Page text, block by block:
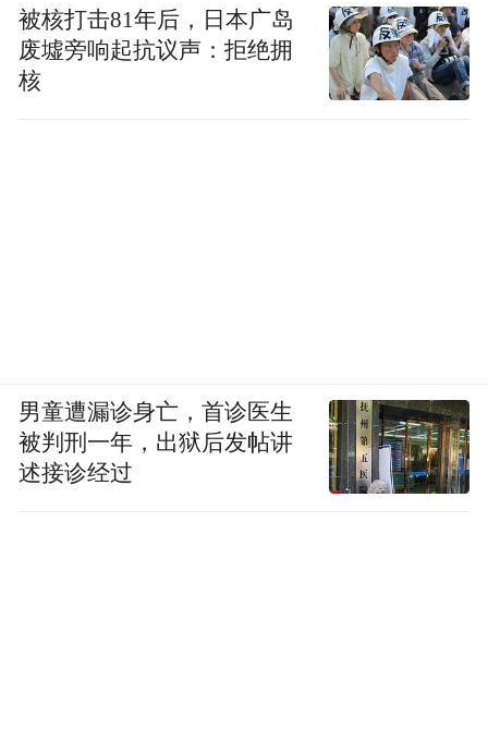
被核打击81年后，日本广岛
废墟旁响起抗议声：拒绝拥
核
男童遭漏诊身亡，首诊医生
被判刑一年，出狱后发帖讲
述接诊经过